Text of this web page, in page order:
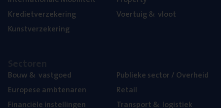
Kre­diet­ver­ze­ke­ring
Kunst­ver­ze­ke­ring
Voer­tuig& vloot
Bouw& vastgoed
Euro­pe­se ambtenaren
Finan­ci­ë­le instellingen
Publie­ke sec­tor / Overheid
Retail
Trans­port& logistiek